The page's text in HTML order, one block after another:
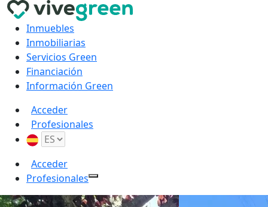
Inmuebles
Inmobiliarias
Servicios Green
Financiación
Información Green
Acceder
Profesionales
Acceder
Profesionales